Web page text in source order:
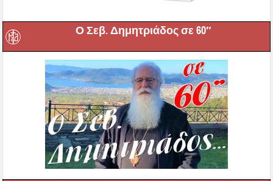
Ο Σεβ. Δημητριάδος σε 60″